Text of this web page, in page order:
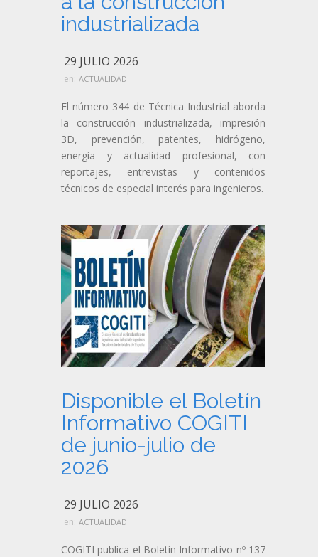
industrializada
29 JULIO 2026
en: ACTUALIDAD
El número 344 de Técnica Industrial aborda
la construcción industrializada, impresión
3D, prevención, patentes, hidrógeno,
energía y actualidad profesional, con
reportajes, entrevistas y contenidos
técnicos de especial interés para ingenieros.
Disponible el Boletín
Informativo COGITI
de junio-julio de
2026
29 JULIO 2026
en: ACTUALIDAD
COGITI publica el Boletín Informativo nº 137